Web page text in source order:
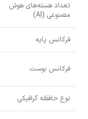
تعداد هسته‌های هوش
مصنوعی (AI)
فرکانس پایه
فرکانس بوست
نوع حافظه گرافیکی